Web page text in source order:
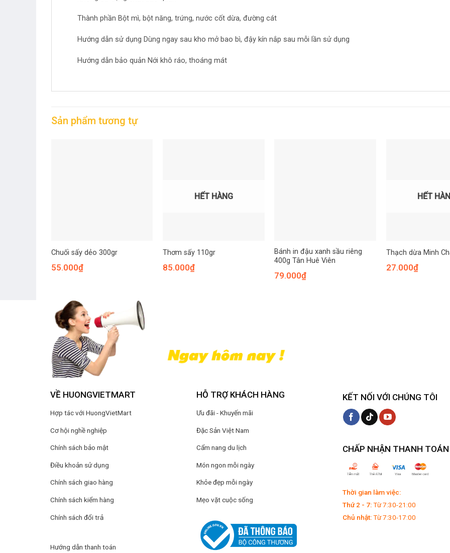
Thành phần Bột mì, bột năng, trứng, nước cốt dừa, đường cát
Hướng dẫn sử dụng Dùng ngay sau kho mở bao bì, đậy kín nắp sau mỗi lần sử dụng
Hướng dẫn bảo quản Nới khô ráo, thoáng mát
Sản phẩm tương tự
Chuối sấy dẻo 300gr
55.000₫
HẾT HÀNG
Thơm sấy 110gr
85.000₫
Bánh in đậu xanh sầu riêng
400g Tân Huê Viên
79.000₫
HẾT
Thạch dừa Minh
27.000₫
VỀ HUONGVIETMART
Hợp tác với HuongVietMart
Cơ hội nghề nghiệp
Chính sách bảo mật
Điều khoản sử dụng
Chính sách giao hàng
Chính sách kiểm hàng
Chính sách đổi trả
Hướng dẫn thanh toán
HỖ TRỢ KHÁCH HÀNG
Ưu đãi - Khuyến mãi
Đặc Sản Việt Nam
Cẩm nang du lịch
Món ngon mỗi ngày
Khỏe đẹp mỗi ngày
Mẹo vặt cuộc sống
KẾT NỐI VỚI CHÚNG TÔI
CHẤP NHẬN THANH TOÁN
Thời gian làm việc:
Thứ 2 - 7:Từ 7:30-21:00
Chủ nhật:Từ 7:30-17:00